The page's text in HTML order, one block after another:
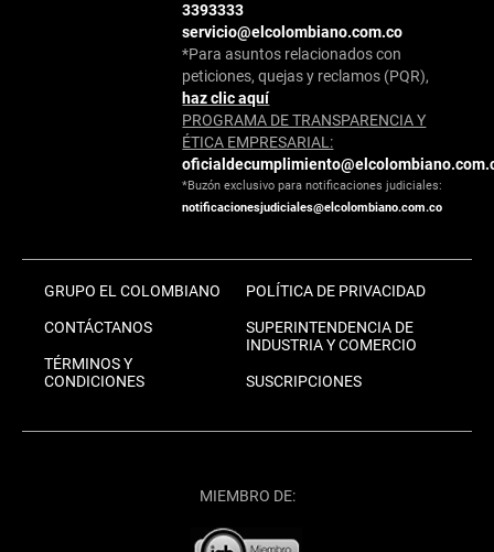
3393333
servicio@elcolombiano.com.co
*Para asuntos relacionados con
peticiones, quejas y reclamos (PQR),
haz clic aquí
PROGRAMA DE TRANSPARENCIA Y
ÉTICA EMPRESARIAL:
*Buzón exclusivo para notificaciones judiciales:
notificacionesjudiciales@elcolombiano.com.co
GRUPO EL COLOMBIANO
CONTÁCTANOS
TÉRMINOS Y
CONDICIONES
POLÍTICA DE PRIVACIDAD
SUPERINTENDENCIA DE
INDUSTRIA Y COMERCIO
SUSCRIPCIONES
MIEMBRO DE: